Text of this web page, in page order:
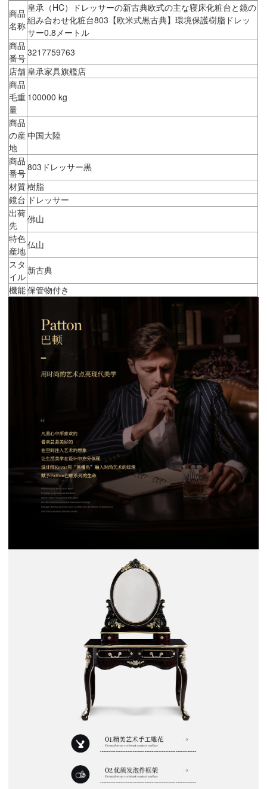
商品
名称
皇承（HC）ドレッサーの新古典欧式の主な寝床化粧台と鏡の
組み合わせ化粧台803【欧米式黒古典】環境保護樹脂ドレッ
サー0.8メートル
商品
番号3217759763
店舗 皇承家具旗艦店
商品
毛重
量
100000 kg
商品
の産
地
中国大陸
商品
番号
803ドレッサー黒
材質樹脂
鏡台 ドレッサー
出荷
先
佛山
特色
産地
仏山
スタ
イル
新古典
機能保管物付き